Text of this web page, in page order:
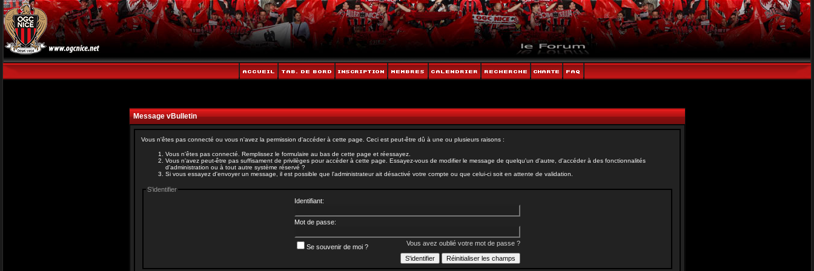
Message vBulletin
Vous n'êtes pas connecté ou vous n'avez la permission d'accéder à cette page. Ceci est peut-être dû à une ou plusieurs raisons :
Vous n'êtes pas connecté. Remplissez le formulaire au bas de cette page et réessayez.
Vous n'avez peut-être pas suffisament de privilèges pour accéder à cette page. Essayez-vous de modifier le message de quelqu'un d'autre, d'accéder à des fonctionnalités
d'administration ou à tout autre système réservé ?
Si vous essayez d'envoyer un message, il est possible que l'administrateur ait désactivé votre compte ou que celui-ci soit en attente de validation.
S'identifier
Identifiant:
Mot de passe:
Vous avez oublié votre mot de passe ?
Se souvenir de moi ?